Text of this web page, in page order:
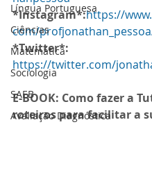
Língua Portuguesa
Ciências
Matemática
Sociologia
SAEB
Avaliação Diagnóstica
*Instagram*:https://
com/
*Twitter*:
https://twitter.com/
E-BOOK: Como fazer a
roteiros para facilitar a